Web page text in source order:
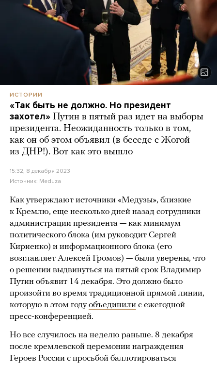
ИСТОРИИ
«Так быть не должно. Но президент
захотел» Путин в пятый раз идет на выборы
президента. Неожиданность только в том,
как он об этом объявил (в беседе с Жогой
из ДНР!). Вот как это вышло
15:32, 8 декабря 2023
Источник: Meduza
Как утверждают источники «Медузы», близкие
к Кремлю, еще несколько дней назад сотрудники
администрации президента — как минимум
политического блока (им руководит Сергей
Кириенко) и информационного блока (его
возглавляет Алексей Громов) — были уверены, что
о решении выдвинуться на пятый срок Владимир
Путин объявит 14 декабря. Это должно было
произойти во время традиционной прямой линии,
которую в этом годуобъединили с ежегодной
пресс-конференцией.
Но все случилось на неделю раньше. 8 декабря
после кремлевской церемонии награждения
Героев России с просьбой баллотироваться